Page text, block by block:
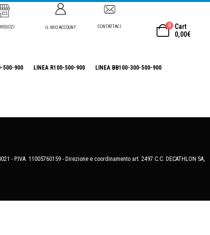
IL MIO ACCOUNT CONTATTACI 0
Cart
0,00€
500-900 LINEA R100-500-900 LINEA BB100-300-500-900
- P.IVA. 11005760159 - Direzione e coordinamento art. 2497 C.C. DECATHLON SA,